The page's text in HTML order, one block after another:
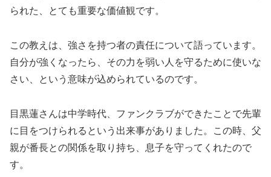
られた、とても重要な価値観です。
この教えは、強さを持つ者の責任について語っています。
自分が強くなったら、その力を弱い人を守るために使いな
さい、という意味が込められているのです。
目黒蓮さんは中学時代、ファンクラブができたことで先輩
に目をつけられるという出来事がありました。この時、父
親が番長との関係を取り持ち、息子を守ってくれたので
す。